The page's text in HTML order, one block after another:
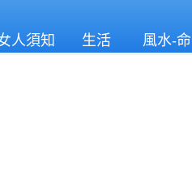
人須知 生活
風水-命